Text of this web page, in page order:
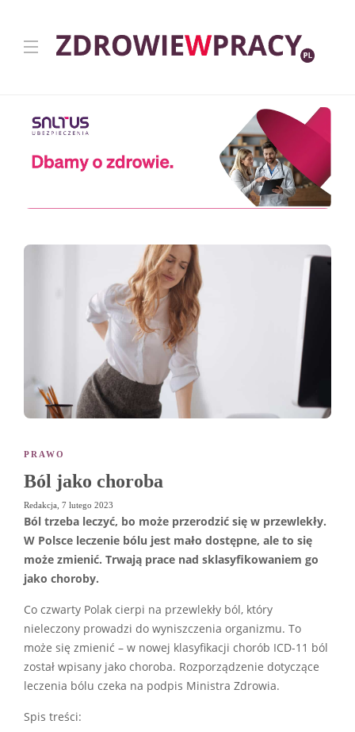
PRAWO
Ból jako choroba
Redakcja 7 lutego 2023
Ból trzeba leczyć, bo może przerodzić się w przewlekły.
W Polsce leczenie bólu jest mało dostępne, ale to się
może zmienić. Trwają prace nad sklasyfikowaniem go
jako choroby.
Co czwarty Polak cierpi na przewlekły ból, który
nieleczony prowadzi do wyniszczenia organizmu. To
może się zmienić – w nowej klasyfikacji chorób ICD-11 ból
został wpisany jako choroba. Rozporządzenie dotyczące
leczenia bólu czeka na podpis Ministra Zdrowia.
Spis treści: